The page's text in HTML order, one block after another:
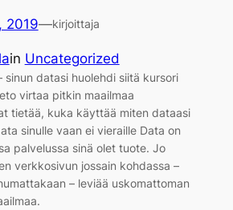
2019—kirjoittaja
in Uncategorized
sinun datasi huolehdi siitä kursori
virtaa pitkin maailmaa
tietää, kuka käyttää miten dataasi
sinulle vaan ei vieraille Data on
palvelussa sinä olet tuote. Jo
verkkosivun jossain kohdassa –
– leviää uskomattoman